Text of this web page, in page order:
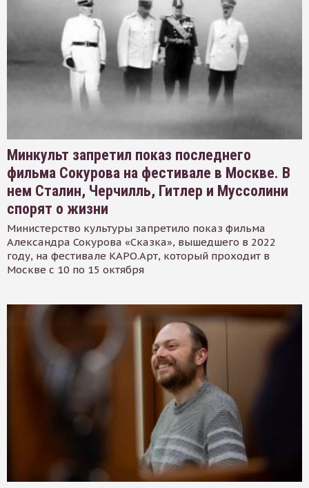
Минкульт запретил показ последнего
фильма Сокурова на фестивале в Москве. В
нем Сталин, Черчилль, Гитлер и Муссолини
спорят о жизни
Министерство культуры запретило показ фильма
Александра Сокурова «Сказка», вышедшего в 2022
году, на фестивале КАРО.Арт, который проходит в
Москве с 10 по 15 октября